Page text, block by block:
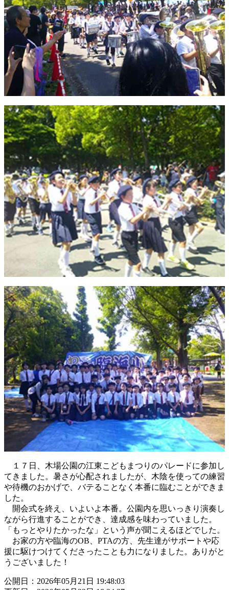
１７日、木場公園の江東こどもまつりのパレードに参加し
てきました。暑さが心配されましたが、木陰を使っての練習
や待機のおかげで、バテることなく本番に臨むことができま
した。
開会式を終え、いよいよ本番。公園内を思いっきり演奏し
ながら行進することができ、達成感を味わっていました。
「もっとやりたかったな」という声が聞こえるほどでした。
お家の方や臨海のOB、PTAの方、先生達がサポートや応
援に駆けつけてくださったことも力になりました。ありがと
うございました！
公開日：2026年05月21日 19:48:03